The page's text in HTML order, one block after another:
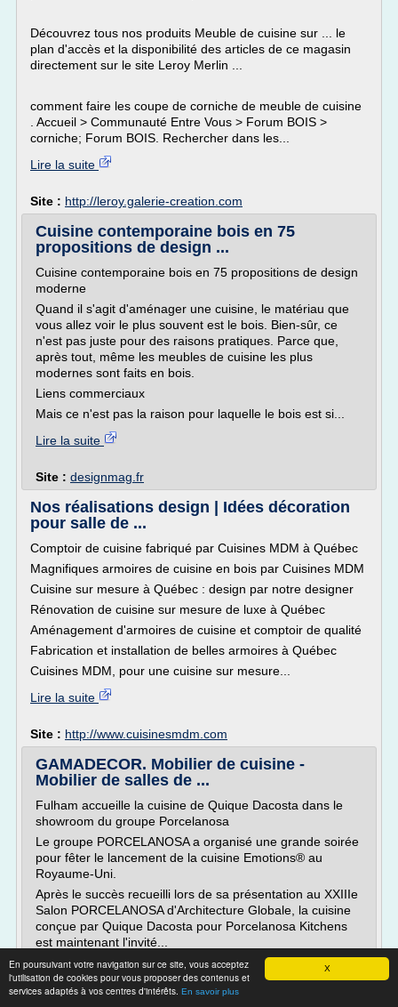
X
En poursuivant votre navigation sur ce site, vous acceptez
l'utilisation de cookies pour vous proposer des contenus et
services adaptés à vos centres d'intérêts. En savoir plus
Découvrez tous nos produits Meuble de cuisine sur ... le
plan d'accès et la disponibilité des articles de ce magasin
directement sur le site Leroy Merlin ...
comment faire les coupe de corniche de meuble de cuisine
. Accueil > Communauté Entre Vous > Forum BOIS >
corniche; Forum BOIS. Rechercher dans les...
Lire la suite
Site : http://leroy.galerie-creation.com
Cuisine contemporaine bois en 75
propositions de design ...
Cuisine contemporaine bois en 75 propositions de design
moderne
Quand il s'agit d'aménager une cuisine, le matériau que
vous allez voir le plus souvent est le bois. Bien-sûr, ce
n'est pas juste pour des raisons pratiques. Parce que,
après tout, même les meubles de cuisine les plus
modernes sont faits en bois.
Liens commerciaux
Mais ce n'est pas la raison pour laquelle le bois est si...
Lire la suite
Site : designmag.fr
Nos réalisations design | Idées décoration
pour salle de ...
Comptoir de cuisine fabriqué par Cuisines MDM à Québec
Magnifiques armoires de cuisine en bois par Cuisines MDM
Cuisine sur mesure à Québec : design par notre designer
Rénovation de cuisine sur mesure de luxe à Québec
Aménagement d'armoires de cuisine et comptoir de qualité
Fabrication et installation de belles armoires à Québec
Cuisines MDM, pour une cuisine sur mesure...
Lire la suite
Site : http://www.cuisinesmdm.com
GAMADECOR. Mobilier de cuisine -
Mobilier de salles de ...
Fulham accueille la cuisine de Quique Dacosta dans le
showroom du groupe Porcelanosa
Le groupe PORCELANOSA a organisé une grande soirée
pour fêter le lancement de la cuisine Emotions® au
Royaume-Uni.
Après le succès recueilli lors de sa présentation au XXIIIe
Salon PORCELANOSA d'Architecture Globale, la cuisine
conçue par Quique Dacosta pour Porcelanosa Kitchens
est maintenant l'invité...
Lire la suite